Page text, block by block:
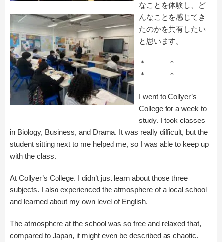
なことを体験し、ど
んなことを感じてき
たのかを共有したい
と思います。
＊ ＊
＊ ＊
I went to Collyer’s
College for a week to
study. I took classes
in Biology, Business, and Drama. It was really difficult, but the
student sitting next to me helped me, so I was able to keep up
with the class.
At Collyer’s College, I didn’t just learn about those three
subjects. I also experienced the atmosphere of a local school
and learned about my own level of English.
The atmosphere at the school was so free and relaxed that,
compared to Japan, it might even be described as chaotic.